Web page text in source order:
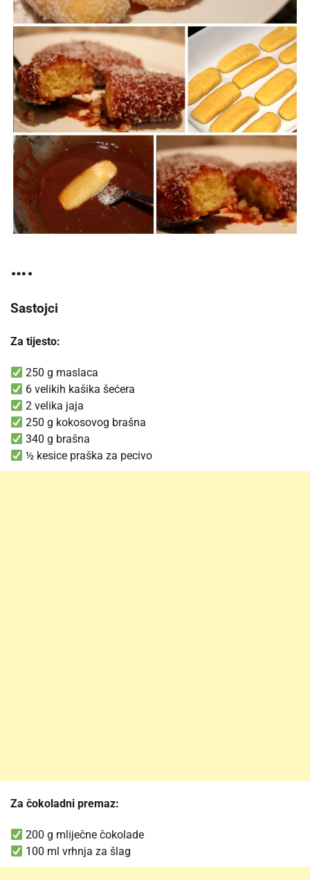
….
Sastojci
Za tijesto:
250 g maslaca
6 velikih kašika šećera
2 velika jaja
250 g kokosovog brašna
340 g brašna
½ kesice praška za pecivo
Za čokoladni premaz:
200 g mliječne čokolade
100 ml vrhnja za šlag